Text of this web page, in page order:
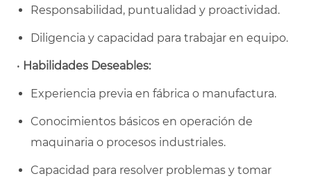
Responsabilidad, puntualidad y proactividad.
Diligencia y capacidad para trabajar en equipo.
• Habilidades Deseables:
Experiencia previa en fábrica o manufactura.
Conocimientos básicos en operación de
maquinaria o procesos industriales.
Capacidad para resolver problemas y tomar